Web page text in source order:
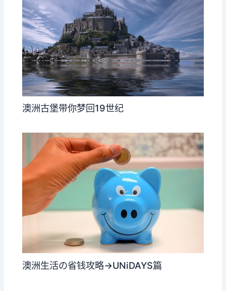
澳洲古堡带你梦回19世纪
澳洲生活の省钱攻略→UNiDAYS篇